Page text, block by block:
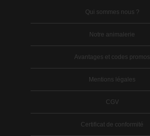
Qui sommes nous ?
Notre animalerie
Avantages et codes promos
Mentions légales
CGV
Certificat de conformité